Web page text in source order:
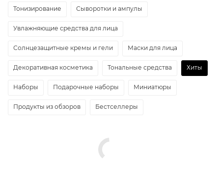
Тонизирование Сыворотки и ампулы
Увлажняющие средства для лица
Солнцезащитные кремы и гели Маски для лица
Декоративная косметика Тональные средства Хиты
Наборы Подарочные наборы Миниатюры
Продукты из обзоров Бестселлеры